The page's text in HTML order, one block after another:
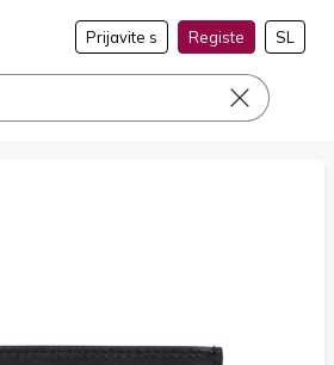
Prijavite s Registe SL